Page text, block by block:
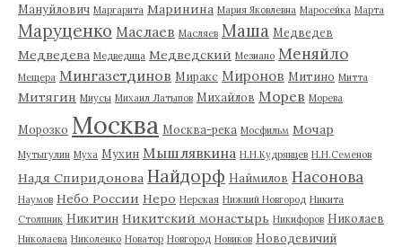
Мануйлович Маргарита Маринина Мария Яковлевна Маросейка Марта
Маруценко Маслаев Масляев Маша Медведев
Медведева Медведица Медведский Мезиано Меняйло
Мещера Мингазетдинов Миракс Миронов Митино Митта
Митягин Миусы Михаил Латыпов Михайлов Морев Морева
Морозко Москва Москва-река Мосфильм Мочар
Мутыгулин Муха Мухин Мышлявкина Н.Н.Кудрявцев Н.Н.Семенов
Надя Спиридонова Найдорф Наймилов Насонова
Наумов Небо России Неро Нерская Нижний Новгород Никита
Столпник Никитин Никитский монастырь Никифоров Николаев
Николаева Николенко Новатор Новгород Новиков Новодевичий